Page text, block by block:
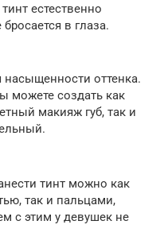
естественно
в глаза.
оттенка.
можете создать как
макияж губ, так и
тинт можно как
так и пальцами,
с этим у девушек не